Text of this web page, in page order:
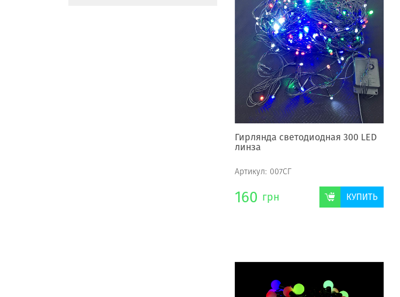
Гирлянда светодиодная 300 LED
линза
Артикул: 007СГ
160 грн КУПИТЬ